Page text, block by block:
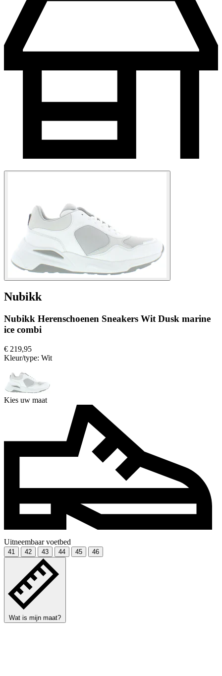
Nubikk
Nubikk Herenschoenen Sneakers Wit Dusk marine
ice combi
€ 219,95
Kleur/type: Wit
Kies uw maat
Uitneembaar voetbed
41 42 43 44 45 46
Wat is mijn maat?